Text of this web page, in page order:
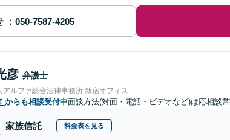
彦 弁護士
アルファ総合法律事務所 新宿オフィス
からも相談受付中面談方法(対面・電話・ビデオなど)は応相談
家族信託 料金表を見る